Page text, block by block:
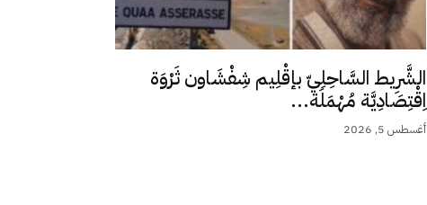
الشَّرِيط السَّاحِلِيّ بإقْلِيم شِفْشَاون ثَرْوَة
اِقْتِصَادِيَّة مُهْمَلَة...
أغسطس 5, 2026